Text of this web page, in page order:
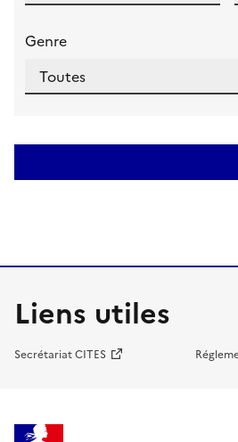
Genre
Liens utiles
Secrétariat CITES